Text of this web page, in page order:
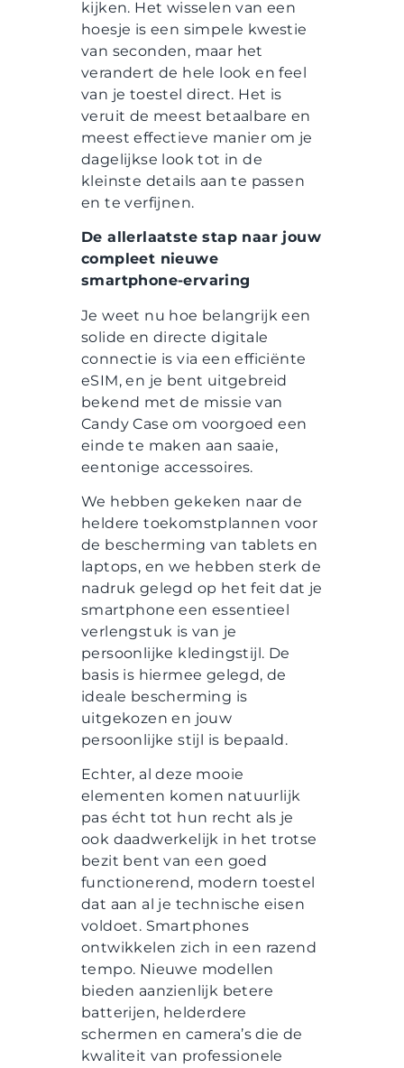
kijken. Het wisselen van een
hoesje is een simpele kwestie
van seconden, maar het
verandert de hele look en feel
van je toestel direct. Het is
veruit de meest betaalbare en
meest effectieve manier om je
dagelijkse look tot in de
kleinste details aan te passen
en te verfijnen.
De allerlaatste stap naar jouw
compleet nieuwe
smartphone-ervaring
Je weet nu hoe belangrijk een
solide en directe digitale
connectie is via een efficiënte
eSIM, en je bent uitgebreid
bekend met de missie van
Candy Case om voorgoed een
einde te maken aan saaie,
eentonige accessoires.
We hebben gekeken naar de
heldere toekomstplannen voor
de bescherming van tablets en
laptops, en we hebben sterk de
nadruk gelegd op het feit dat je
smartphone een essentieel
verlengstuk is van je
persoonlijke kledingstijl. De
basis is hiermee gelegd, de
ideale bescherming is
uitgekozen en jouw
persoonlijke stijl is bepaald.
Echter, al deze mooie
elementen komen natuurlijk
pas écht tot hun recht als je
ook daadwerkelijk in het trotse
bezit bent van een goed
functionerend, modern toestel
dat aan al je technische eisen
voldoet. Smartphones
ontwikkelen zich in een razend
tempo. Nieuwe modellen
bieden aanzienlijk betere
batterijen, helderdere
schermen en camera’s die de
kwaliteit van professionele